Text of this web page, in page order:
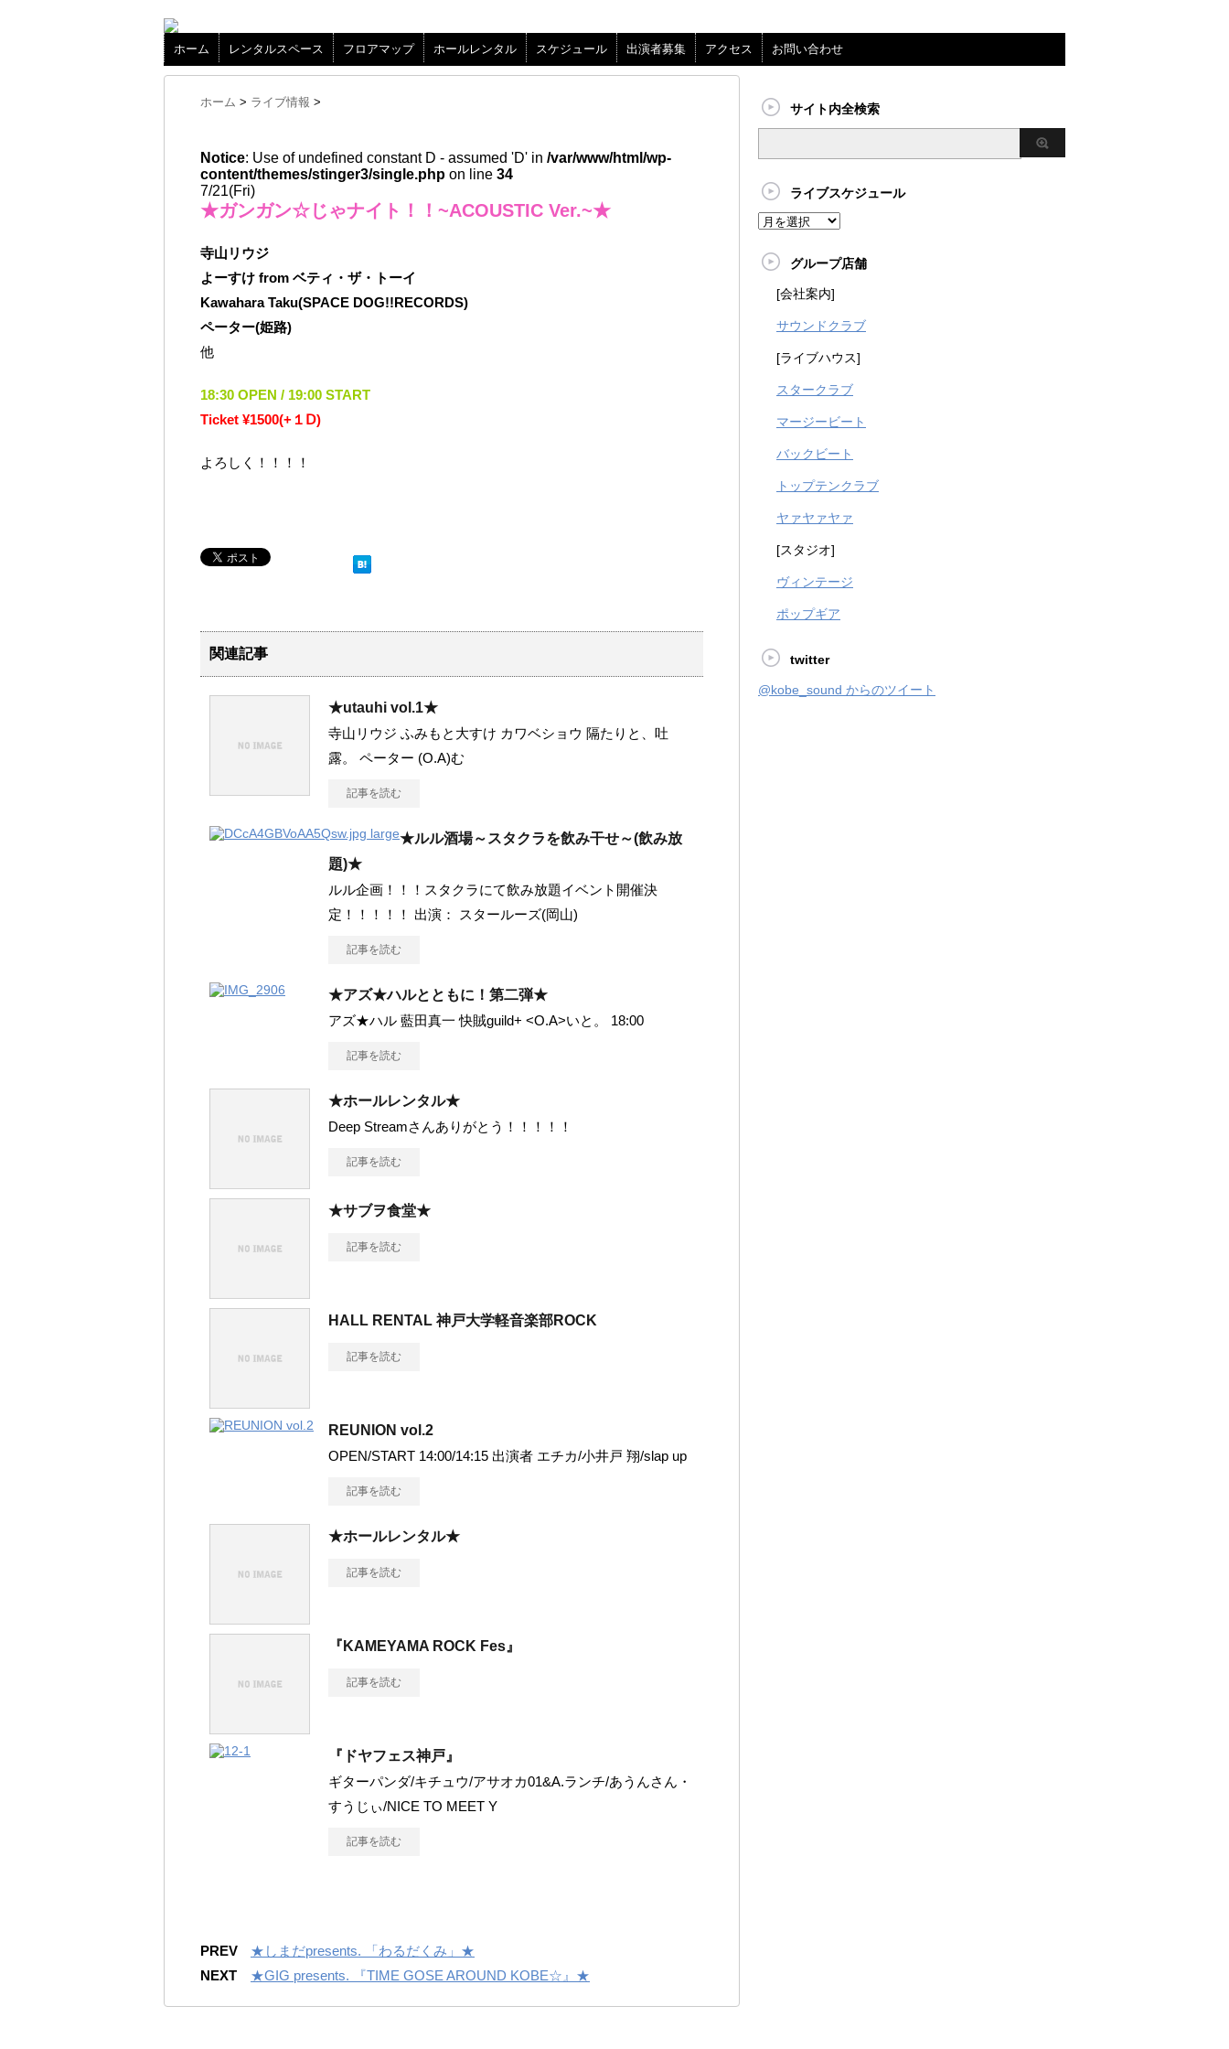
ホーム レンタルスペース フロアマップ ホールレンタル スケジュール 出演者募集 アクセス お問い合わせ
ホーム > ライブ情報 >
Notice: Use of undefined constant D - assumed 'D' in /var/www/html/wp-
content/themes/stinger3/single.php on line 34
7/21(Fri)
★ガンガン☆じゃナイト！！~ACOUSTIC Ver.~★
寺山リウジ
よーすけ from ベティ・ザ・トーイ
Kawahara Taku(SPACE DOG!!RECORDS)
ペーター(姫路)
他
18:30 OPEN / 19:00 START
Ticket ¥1500(+１Ⅾ)
よろしく！！！！
関連記事
★utauhi vol.1★
寺山リウジ ふみもと大すけ カワベショウ 隔たりと、吐
露。 ペーター (O.A)む
記事を読む
★ルル酒場～スタクラを飲み干せ～(飲み放
題)★
ルル企画！！！スタクラにて飲み放題イベント開催決
定！！！！！ 出演： スタールーズ(岡山)
記事を読む
★アズ★ハルとともに！第二弾★
アズ★ハル 藍田真一 快賊guild+ <O.A>いと。 18:00
記事を読む
★ホールレンタル★
Deep Streamさんありがとう！！！！！
記事を読む
★サブヲ食堂★
記事を読む
HALL RENTAL 神戸大学軽音楽部ROCK
記事を読む
REUNION vol.2
OPEN/START 14:00/14:15 出演者 エチカ/小井戸 翔/slap up
記事を読む
★ホールレンタル★
記事を読む
『KAMEYAMA ROCK Fes』
記事を読む
『ドヤフェス神戸』
ギターパンダ/キチュウ/アサオカ01&A.ランチ/あうんさん・
すうじぃ/NICE TO MEET Y
記事を読む
PREV
★しまだpresents. 「わるだくみ」★
NEXT
★GIG presents. 『TIME GOSE AROUND KOBE☆』★
サイト内全検索
ライブスケジュール
グループ店舗
[会社案内]
サウンドクラブ
[ライブハウス]
スタークラブ
マージービート
バックビート
トップテンクラブ
ヤァヤァヤァ
[スタジオ]
ヴィンテージ
ポップギア
twitter
@kobe_sound からのツイート